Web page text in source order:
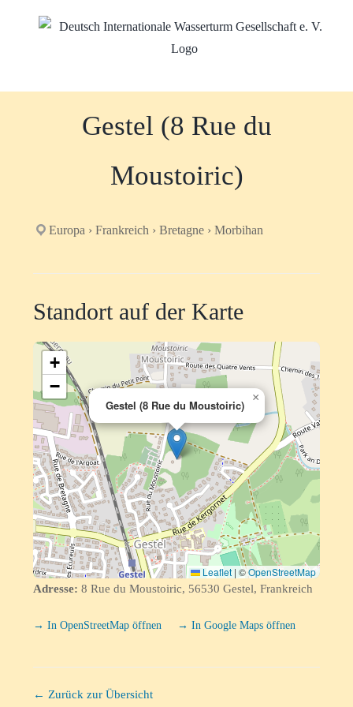
Gestel (8 Rue du
Moustoiric)
Europa › Frankreich › Bretagne › Morbihan
Standort auf der Karte
Gestel (8 Rue du Moustoiric)
×
+
−
Leaflet | ©OpenStreetMap
Adresse: 8 Rue du Moustoiric, 56530 Gestel, Frankreich
→ In OpenStreetMap öffnen → In Google Maps öffnen
← Zurück zur Übersicht